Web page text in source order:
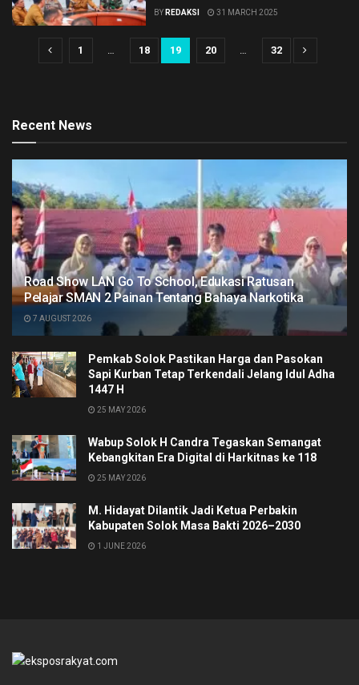
BY REDAKSI 31 MARCH 2025
1 18 19 20 32
Recent News
Road Show LAN Go To School, Edukasi Ratusan
Pelajar SMAN 2 Painan Tentang Bahaya Narkotika
7 AUGUST 2026
Pemkab Solok Pastikan Harga dan Pasokan
Sapi Kurban Tetap Terkendali Jelang Idul Adha
1447 H
25 MAY 2026
Wabup Solok H Candra Tegaskan Semangat
Kebangkitan Era Digital di Harkitnas ke 118
25 MAY 2026
M. Hidayat Dilantik Jadi Ketua Perbakin
Kabupaten Solok Masa Bakti 2026–2030
1 JUNE 2026